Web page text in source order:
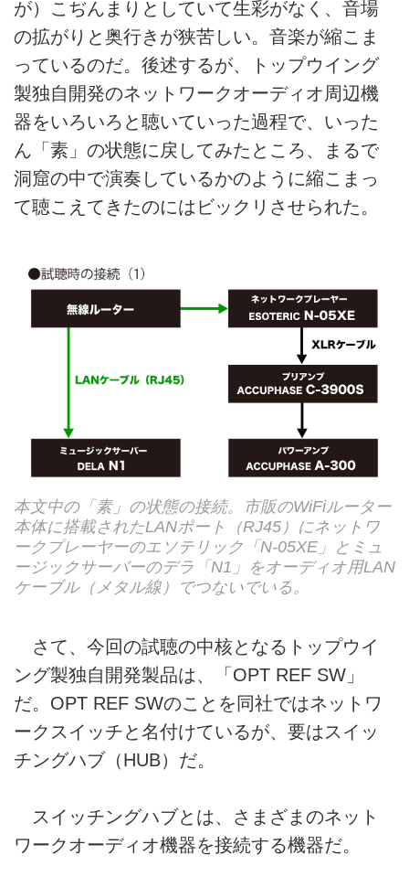
が）こぢんまりとしていて生彩がなく、音場
の拡がりと奥行きが狭苦しい。音楽が縮こま
っているのだ。後述するが、トップウイング
製独自開発のネットワークオーディオ周辺機
器をいろいろと聴いていった過程で、いった
ん「素」の状態に戻してみたところ、まるで
洞窟の中で演奏しているかのように縮こまっ
て聴こえてきたのにはビックリさせられた。
本文中の「素」の状態の接続。市販のWiFiルーター
本体に搭載されたLANポート（RJ45）にネットワ
ークプレーヤーのエソテリック「N-05XE」とミュ
ージックサーバーのデラ「N1」をオーディオ用LAN
ケーブル（メタル線）でつないでいる。
さて、今回の試聴の中核となるトップウイ
ング製独自開発製品は、「OPT REF SW」
だ。OPT REF SWのことを同社ではネットワ
ークスイッチと名付けているが、要はスイッ
チングハブ（HUB）だ。
スイッチングハブとは、さまざまのネット
ワークオーディオ機器を接続する機器だ。